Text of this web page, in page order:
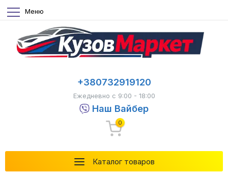
Меню
Каталог товаров
+380732919120
Ежедневно с 9:00 - 18:00
Наш Вайбер
0